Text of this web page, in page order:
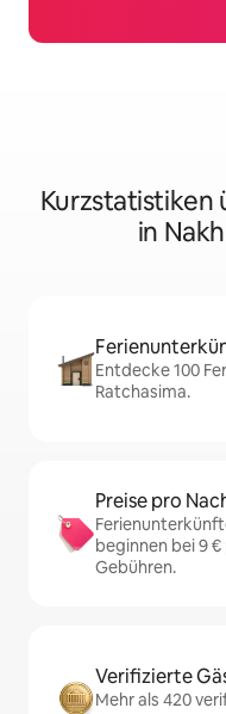
Kurzstatistiken
in
Entdecke 100
Ratchasima.
Preise pro
beginnen bei 9
Gebühren.
Verifizierte
Mehr als 420